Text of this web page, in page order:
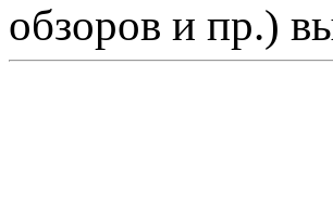
обзоров и пр.)